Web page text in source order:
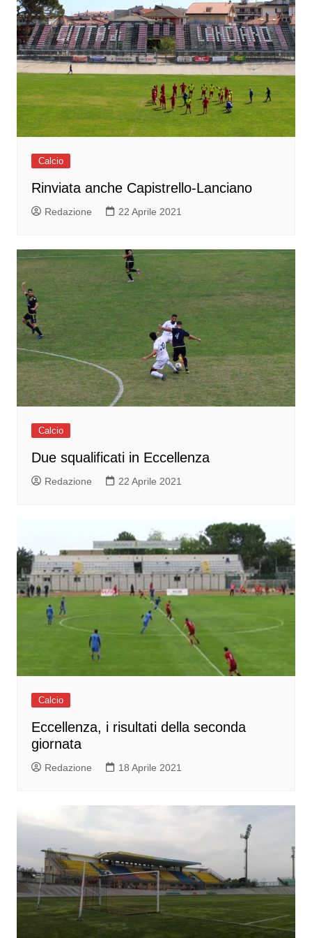
Calcio
Rinviata anche Capistrello-Lanciano
Redazione 22 Aprile 2021
Calcio
Due squalificati in Eccellenza
Redazione 22 Aprile 2021
Calcio
Eccellenza, i risultati della seconda
giornata
Redazione 18 Aprile 2021